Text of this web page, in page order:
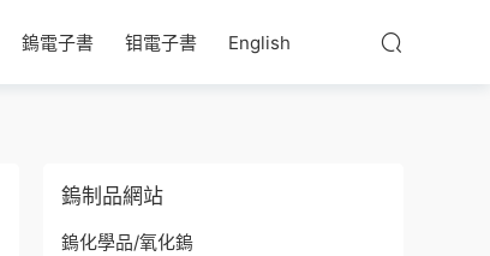
鎢電子書 钼電子書 English
鎢制品網站
鎢化學品/氧化鎢